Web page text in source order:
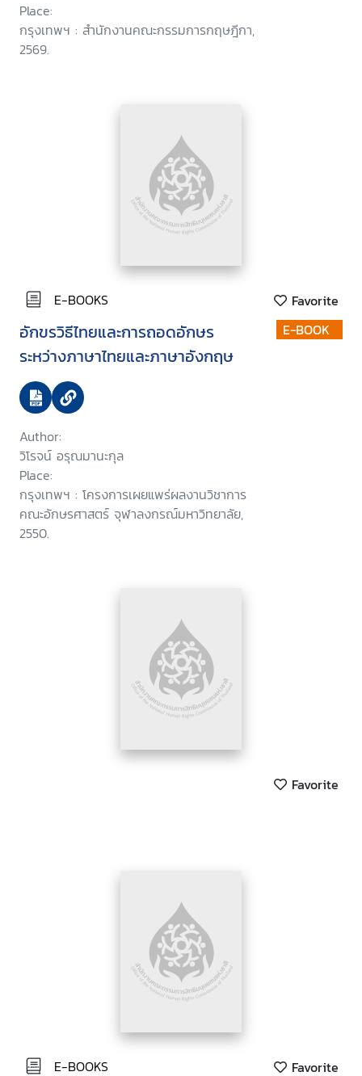
Place:
กรุงเทพฯ : สำนักงานคณะกรรมการกฤษฎีกา,
2569.
E-BOOKS Favorite
อักขรวิธีไทยและการถอดอักษร
ระหว่างภาษาไทยและภาษาอังกฤษ
Author:
วิโรจน์ อรุณมานะกุล
Place:
กรุงเทพฯ : โครงการเผยแพร่ผลงานวิชาการ
คณะอักษรศาสตร์ จุฬาลงกรณ์มหาวิทยาลัย,
2550.
E-BOOK
Favorite
E-BOOKS Favorite